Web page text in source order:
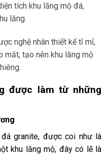
tích khu lăng mộ đá,
lăng.
nghệ nhân thiết kế tỉ mỉ,
mắt, tạo nên khu lăng mộ
được làm từ những
granite, được coi như là
khu lăng mộ, đây có lẽ là